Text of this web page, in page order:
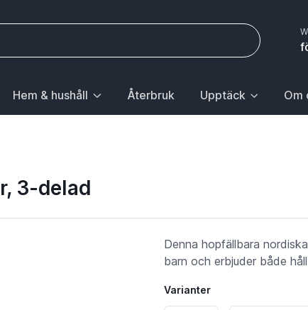
Gå till sida.
välj första posten: Gå till sida.
till sidan Mobilitet, välj första posten: Gå till sida.
För att gå till sidan Läsa & skriva, välj första
Hem & hushåll
med undermeny. För att gå till sidan Hem &
Återbruk
Upptäck
Huvudrubrik med
Om
3-delad
Denna hopfällbara
barn och erbjuder både
Varianter